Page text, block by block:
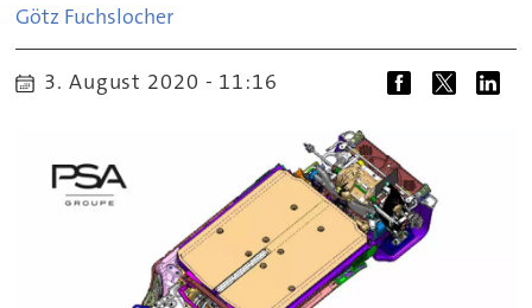
Götz Fuchslocher
3. August 2020 - 11:16